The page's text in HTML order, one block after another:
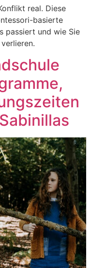
real. Diese
basierte
passiert und wie Sie